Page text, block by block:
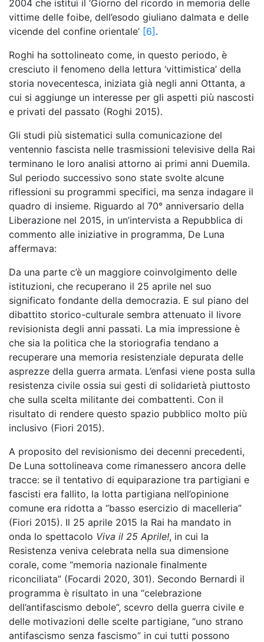
2004 che istituì il ‘Giorno del ricordo in memoria delle
vittime delle foibe, dell’esodo giuliano dalmata e delle
vicende del confine orientale’ [6] .
Roghi ha sottolineato come, in questo periodo, è
cresciuto il fenomeno della lettura ‘vittimistica’ della
storia novecentesca, iniziata già negli anni Ottanta, a
cui si aggiunge un interesse per gli aspetti più nascosti
e privati del passato (Roghi 2015).
Gli studi più sistematici sulla comunicazione del
ventennio fascista nelle trasmissioni televisive della Rai
terminano le loro analisi attorno ai primi anni Duemila.
Sul periodo successivo sono state svolte alcune
riflessioni su programmi specifici, ma senza indagare il
quadro di insieme. Riguardo al 70° anniversario della
Liberazione nel 2015, in un’intervista a Repubblica di
commento alle iniziative in programma, De Luna
affermava:
Da una parte c’è un maggiore coinvolgimento delle
istituzioni, che recuperano il 25 aprile nel suo
significato fondante della democrazia. E sul piano del
dibattito storico-culturale sembra attenuato il livore
revisionista degli anni passati. La mia impressione è
che sia la politica che la storiografia tendano a
recuperare una memoria resistenziale depurata delle
asprezze della guerra armata. L’enfasi viene posta sulla
resistenza civile ossia sui gesti di solidarietà piuttosto
che sulla scelta militante dei combattenti. Con il
risultato di rendere questo spazio pubblico molto più
inclusivo (Fiori 2015).
A proposito del revisionismo dei decenni precedenti,
De Luna sottolineava come rimanessero ancora delle
tracce: se il tentativo di equiparazione tra partigiani e
fascisti era fallito, la lotta partigiana nell’opinione
comune era ridotta a “basso esercizio di macelleria”
(Fiori 2015). Il 25 aprile 2015 la Rai ha mandato in
onda lo spettacolo Viva il 25 Aprile!, in cui la
Resistenza veniva celebrata nella sua dimensione
corale, come “memoria nazionale finalmente
riconciliata” (Focardi 2020, 301). Secondo Bernardi il
programma è risultato in una “celebrazione
dell’antifascismo debole”, scevro della guerra civile e
delle motivazioni delle scelte partigiane, “uno strano
antifascismo senza fascismo” in cui tutti possono